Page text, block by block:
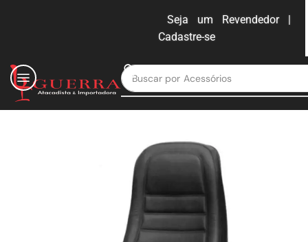
Seja um Revendedor |
Cadastre-se
Buscar por Moveis para escritório